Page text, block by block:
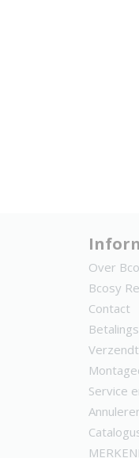
Over
Bcosy
Contact
Service